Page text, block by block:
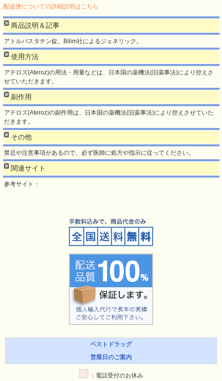
配送便についての詳細説明はこちら
商品説明＆記事
アトルバスタチン錠。Bilim社によるジェネリック。
使用方法
アテロズ(Ateroz)の用法・用量などは、日本国の薬機法(旧薬事法)により控えさ
せていただきます。
副作用
アテロズ(Ateroz)の副作用は、日本国の薬機法(旧薬事法)により控えさせていた
だきます。
その他
禁忌や注意事項があるので、必ず医師に処方や指示に従ってください。
関連サイト
参考サイト：
ベストドラッグ
営業日のご案内
：電話受付のお休み